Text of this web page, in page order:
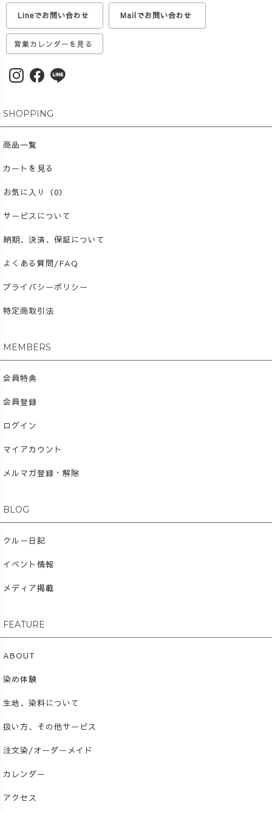
Lineでお問い合わせ Mailでお問い合わせ
営業カレンダーを見る
SHOPPING
商品一覧
カートを見る
お気に入り（0）
サービスについて
納期、決済、保証について
よくある質問/FAQ
プライバシーポリシー
特定商取引法
MEMBERS
会員特典
会員登録
ログイン
マイアカウント
メルマガ登録・解除
BLOG
クルー日記
イベント情報
メディア掲載
FEATURE
ABOUT
染め体験
生地、染料について
扱い方、その他サービス
注文染/オーダーメイド
カレンダー
アクセス